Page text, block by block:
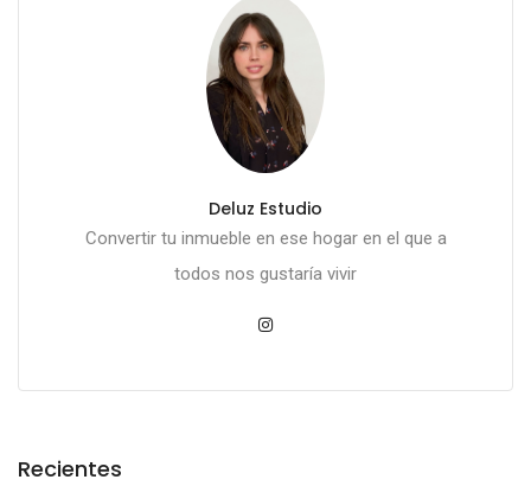
Deluz Estudio
Convertir tu inmueble en ese hogar en el que a
todos nos gustaría vivir
Recientes